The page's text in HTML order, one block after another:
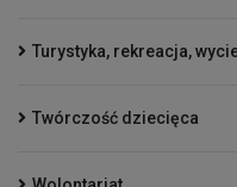
Turystyka, rekreacja,
Twórczość dziecięca